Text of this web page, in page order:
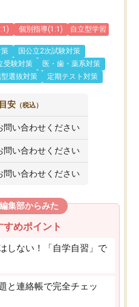
個別指導(1:1) 自立型学習
国公立2次試験対策
受験対策
医・歯・薬系対策
選抜対策
定期テスト対策
安 （税込）
問い合わせください
問い合わせください
問い合わせください
集部からみた
めポイント
しない！「自学自習」で
と連絡帳で完全チェッ